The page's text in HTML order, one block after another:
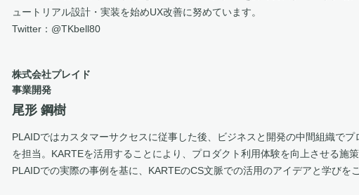
ュートリアル設計・実装を始めUX改善に努めています。
Twitter：@TKbell80
株式会社プレイド
事業開発
尾形 鋼樹
PLAIDではカスタマーサクセスに従事した後、ビジネスと開発の中間組織で
を担当。KARTEを活用することにより、プロダクト利用体験を向上させる施
PLAIDでの実際の事例を基に、KARTEのCS文脈での活用のアイデアと学びを